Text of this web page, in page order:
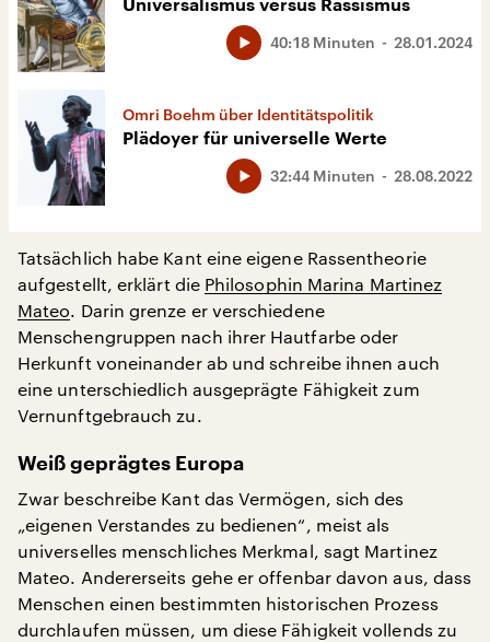
Universalismus versus Rassismus
28.01.2024
40:18 Minuten
Omri Boehm über Identitätspolitik
Plädoyer für universelle Werte
28.08.2022
32:44 Minuten
Tatsächlich habe Kant eine eigene Rassentheorie
aufgestellt, erklärt die Philosophin Marina Martinez
Mateo. Darin grenze er verschiedene
Menschengruppen nach ihrer Hautfarbe oder
Herkunft voneinander ab und schreibe ihnen auch
eine unterschiedlich ausgeprägte Fähigkeit zum
Vernunftgebrauch zu.
Weiß geprägtes Europa
Zwar beschreibe Kant das Vermögen, sich des
„eigenen Verstandes zu bedienen“, meist als
universelles menschliches Merkmal, sagt Martinez
Mateo. Andererseits gehe er offenbar davon aus, dass
Menschen einen bestimmten historischen Prozess
durchlaufen müssen, um diese Fähigkeit vollends zu